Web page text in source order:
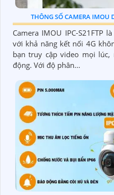
THÔNG SỐ CAMERA IMOU
Camera IMOU IPC-
với khả năng kết nối 4G
bạn truy cập video mọi
động. Với độ phân...